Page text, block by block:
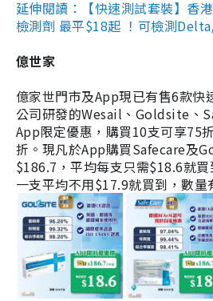
延伸閱讀：【快速測試套裝】香
檢測劑 最平$18起 ！可檢測
億世家
億家世門市及App現已有售6款快
公司研發的Wesail、Goldsite、
App限定優惠，購買10支可享75
折。現凡於App購買Safecare及
$186.7，平均每支只需$18.6就
一支平均不用$17.9就買到，數量